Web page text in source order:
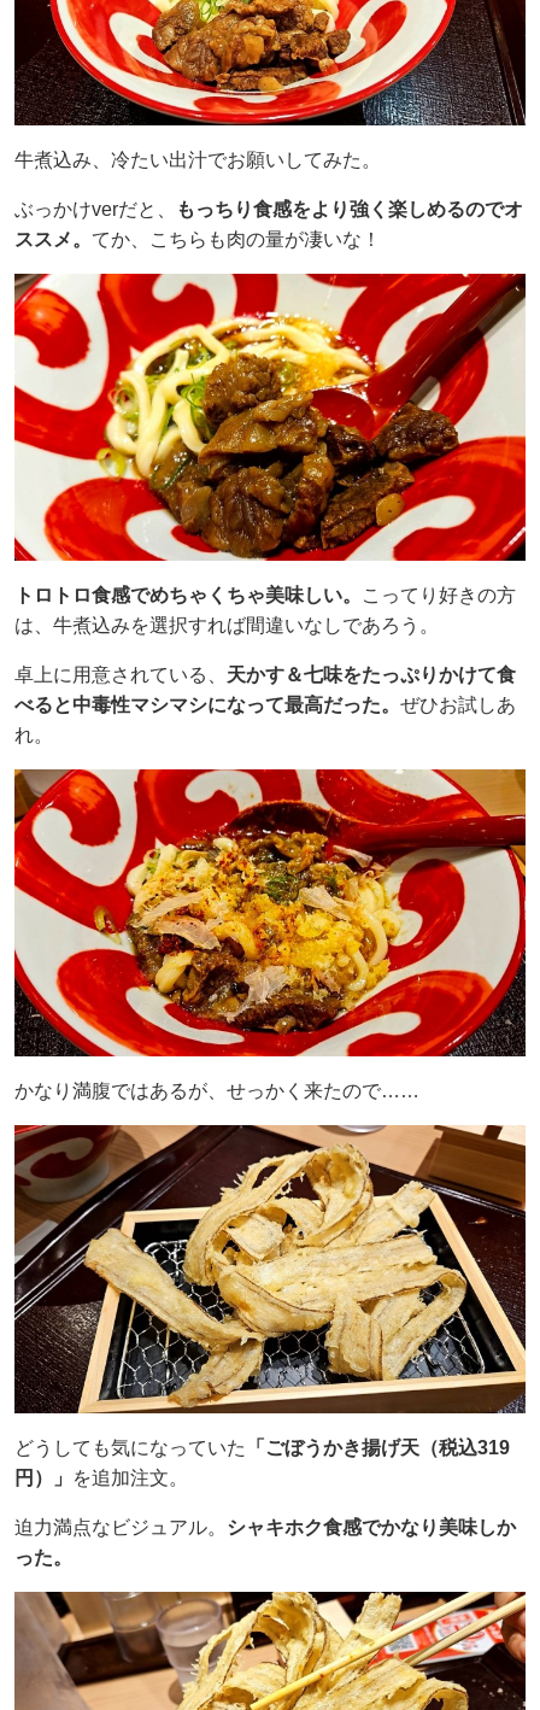
牛煮込み、冷たい出汁でお願いしてみた。
ぶっかけverだと、
もっちり食感をより強く楽しめるのでオ
ススメ。 てか、こちらも肉の量が凄いな！
トロトロ食感でめちゃくちゃ美味しい。
こってり好きの方
は、牛煮込みを選択すれば間違いなしであろう。
卓上に用意されている、 天かす＆七味をたっぷりかけて食
べると中毒性マシマシになって最高だった。 ぜひお試しあ
れ。
かなり満腹ではあるが、せっかく来たので……
どうしても気になっていた
「ごぼうかき揚げ天（税込319
円）」
を追加注文。
迫力満点なビジュアル。 シャキホク食感でかなり美味しか
った。